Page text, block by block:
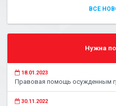
ВСЕ
Нужна
18.01.2023
Правовая помощь осужденным
30.11.2022